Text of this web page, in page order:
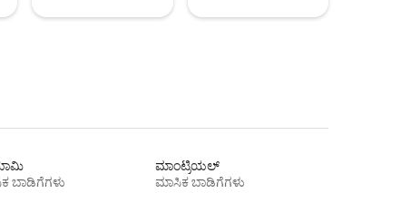
ಬಾಡಿಗೆಗಳು
ಮಾಂಟ್ರಿಯಲ್
ಮಾಸಿಕ ಬಾಡಿಗೆಗಳು